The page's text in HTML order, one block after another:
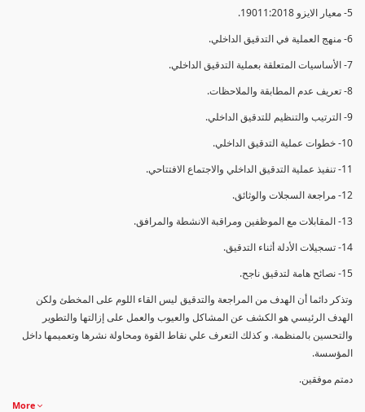
5- معيار الايزو 19011:2018.
6- منهج العملية في التدقيق الداخلي.
7- الأساسيات المتعلقة بعملية التدقيق الداخلي.
8- تعريف عدم المطابقة والملاحظات.
9- الترتيب والتنظيم للتدقيق الداخلي.
10- خطوات عملية التدقيق الداخلي.
11- تنفيذ عملية التدقيق الداخلي والاجتماع الافتتاحي.
12- مراجعة السجلات والوثائق.
13- المقابلات مع الموظفين ومراقبة الانشطة والمرافق.
14- تسجيلات الأدلة أثناء التدقيق.
15- نصائح هامة لتدقيق ناجح.
وتذكر دائما أن الهدف من المراجعة والتدقيق ليس القاء اللوم على المخطئ ولكن
الهدف الرئيسي هو الكشف عن المشاكل والعيوب والعمل على إزالتها والتطوير
والتحسين بالمنظمة. و كذلك التعرف علي نقاط القوة ومحاولة نشرها وتعميمها داخل
المؤسسة.
دمتم موفقين.
More